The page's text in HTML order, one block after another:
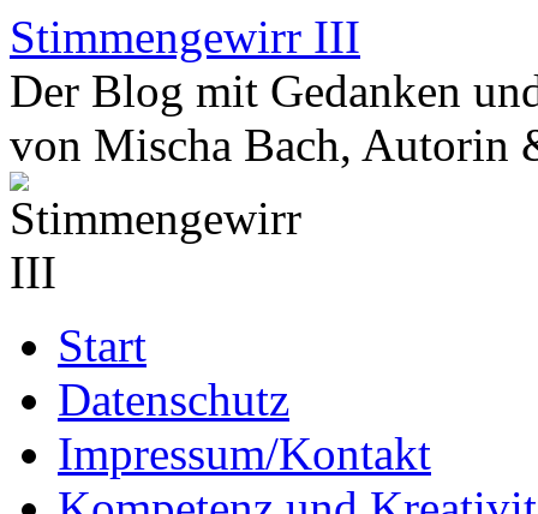
Zum
Inhalt
springen
Stimmengewirr III
Der Blog mit Gedanken
von Mischa Bach, Autorin
Start
Datenschutz
Impressum/Kontakt